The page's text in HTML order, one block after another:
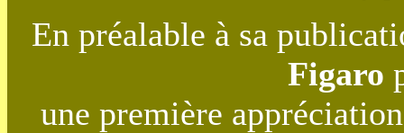
En préalable à sa
Figaro
une première